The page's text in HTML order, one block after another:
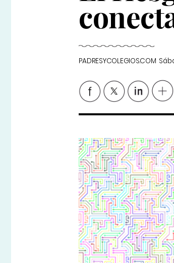
PADRESYCOLEGIOS.COM